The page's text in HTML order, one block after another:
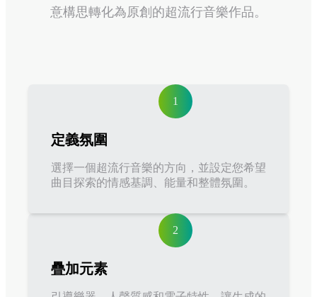
意構思轉化為原創的超流行音樂作品。
1
定義氛圍
選擇一個超流行音樂的方向，並設定您希望
曲目探索的情感基調、能量和整體氛圍。
2
疊加元素